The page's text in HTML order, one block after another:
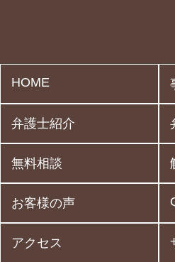
HOME
弁護士紹介
無料相談
お客様の声
アクセス